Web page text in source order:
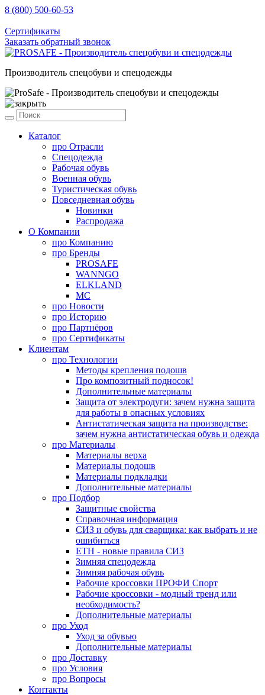
8 (800) 500-60-53
Сертификаты
Заказать обратный звонок
Производитель спецобуви и спецодежды
Каталог
про Отрасли
Спецодежда
Рабочая обувь
Военная обувь
Туристическая обувь
Повседневная обувь
Новинки
Распродажа
О Компании
про Компанию
про Бренды
PROSAFE
WANNGO
ELKLAND
MC
про Новости
про Историю
про Партнёров
про Сертификаты
Клиентам
про Технологии
Методы крепления подошв
Про композитный подносок!
Дополнительные материалы
Защита от электродуги: зачем нужна защита
для работы в опасных условиях
Антистатическая защита на производстве:
зачем нужна антистатическая обувь и одежда
про Материалы
Материалы верха
Материалы подошв
Материалы подкладки
Дополнительные материалы
про Подбор
Защитные свойства
Справочная информация
СИЗ и обувь для сварщика: как выбрать и не
ошибиться
ЕТН - новые правила СИЗ
Зимняя спецодежда
Зимняя рабочая обувь
Рабочие кроссовки ПРОФИ Спорт
Рабочие кроссовки - модный тренд или
необходимость?
Дополнительные материалы
про Уход
Уход за обувью
Дополнительные материалы
про Доставку
про Условия
про Вопросы
Контакты